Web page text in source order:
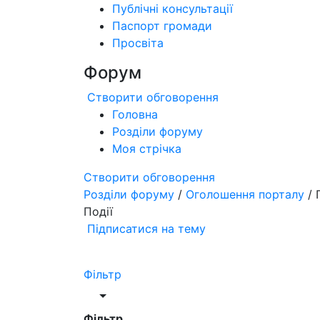
Публічні консультації
Паспорт громади
Просвіта
Форум
Створити обговорення
Головна
Розділи форуму
Моя стрічка
Створити обговорення
Розділи форуму / Оголошення порталу /
Події
Підписатися на тему
Фільтр